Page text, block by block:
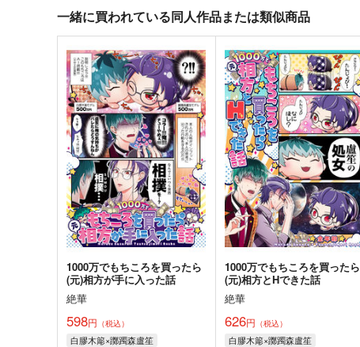
一緒に買われている同人作品または類似商品
1000万でもちころを買ったら
(元)相方が手に入った話
絶華
598円 （税込）
白膠木簓×躑躅森盧笙
1000万でもちころを買ったら
(元)相方とHできた話
絶華
626円 （税込）
白膠木簓×躑躅森盧笙